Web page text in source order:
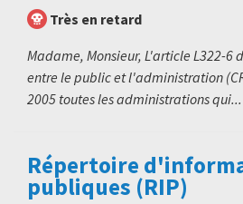
Très en retard
Madame, Monsieur, L'article L322-6
entre le public et l'administration
2005 toutes les administrations qui...
Répertoire
publiques (RIP)